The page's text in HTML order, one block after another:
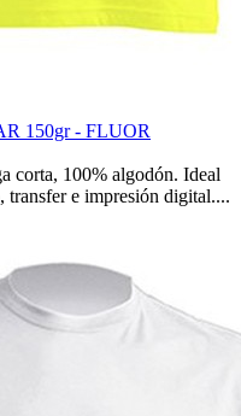
150gr - FLUOR
corta, 100% algodón. Ideal
transfer e impresión digital....